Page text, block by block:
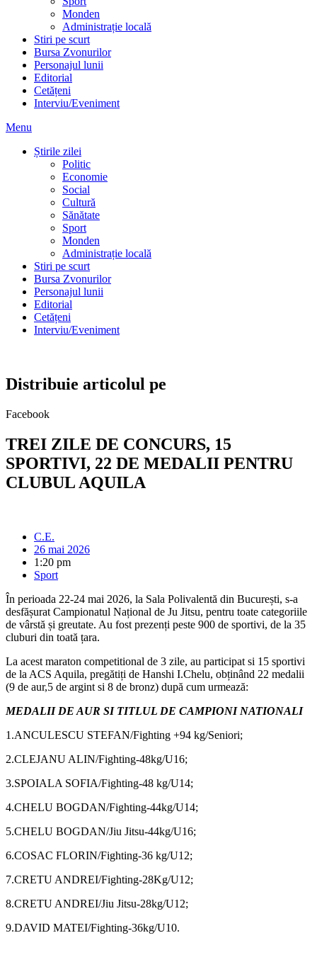
Monden
Administrație locală
Stiri pe scurt
Bursa Zvonurilor
Personajul lunii
Editorial
Cetățeni
Interviu/Eveniment
Menu
Știrile zilei
Politic
Economie
Social
Cultură
Sănătate
Sport
Monden
Administrație locală
Stiri pe scurt
Bursa Zvonurilor
Personajul lunii
Editorial
Cetățeni
Interviu/Eveniment
Distribuie articolul pe
Facebook
TREI ZILE DE CONCURS, 15
SPORTIVI, 22 DE MEDALII PENTRU
CLUBUL AQUILA
C.E.
26 mai 2026
1:20 pm
Sport
În perioada 22-24 mai 2026, la Sala Polivalentă din București, s-a
desfășurat Campionatul Național de Ju Jitsu, pentru toate categoriile
de vârstă și greutate. Au fost prezenți peste 900 de sportivi, de la 35
cluburi din toată țara.
La acest maraton competitional de 3 zile, au participat si 15 sportivi
de la ACS Aquila, pregătiți de Hanshi I.Chelu, obținând 22 medalii
(9 de aur,5 de argint si 8 de bronz) după cum urmează:
MEDALII DE AUR SI TITLUL DE CAMPIONI NATIONALI
1.ANCULESCU STEFAN/Fighting +94 kg/Seniori;
2.CLEJANU ALIN/Fighting-48kg/U16;
3.SPOIALA SOFIA/Fighting-48 kg/U14;
4.CHELU BOGDAN/Fighting-44kg/U14;
5.CHELU BOGDAN/Jiu Jitsu-44kg/U16;
6.COSAC FLORIN/Fighting-36 kg/U12;
7.CRETU ANDREI/Fighting-28Kg/U12;
8.CRETU ANDREI/Jiu Jitsu-28kg/U12;
9.DAVID MATEI/Fighting-36kg/U10.